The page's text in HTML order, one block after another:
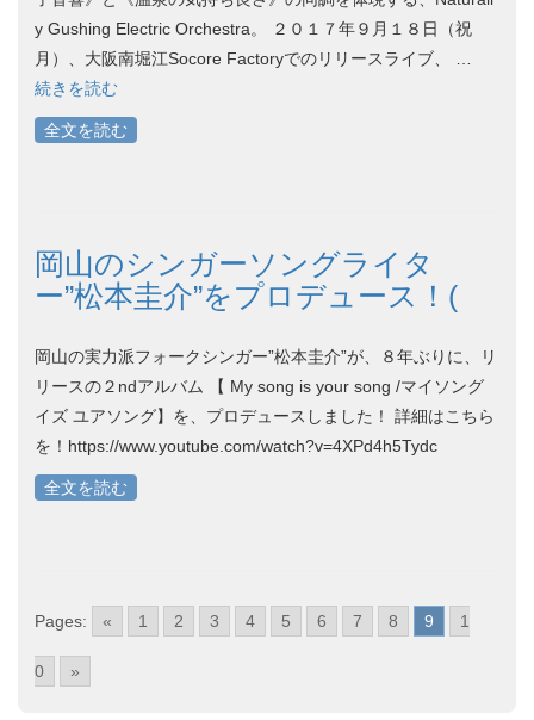
y Gushing Electric Orchestra。 ２０１７年９月１８日（祝
月）、大阪南堀江Socore Factoryでのリリースライブ、 …
続きを読む
全文を読む
岡山のシンガーソングライタ
ー”松本圭介”をプロデュース！(
岡山の実力派フォークシンガー”松本圭介”が、８年ぶりに、リ
リースの２ndアルバム 【 My song is your song /マイソング
イズ ユアソング】を、プロデュースしました！ 詳細はこちら
を！https://www.youtube.com/watch?v=4XPd4h5Tydc
全文を読む
Pages: « 1 2 3 4 5 6 7 8 9 1
0 »